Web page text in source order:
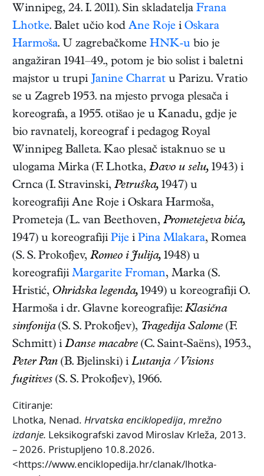
Winnipeg, 24. I. 2011). Sin skladatelja Frana
Lhotke. Balet učio kod Ane Roje i Oskara
Harmoša. U zagrebačkome HNK-u bio je
angažiran 1941–49., potom je bio solist i baletni
majstor u trupi Janine Charrat u Parizu. Vratio
se u Zagreb 1953. na mjesto prvoga plesača i
koreografa, a 1955. otišao je u Kanadu, gdje je
bio ravnatelj, koreograf i pedagog Royal
Winnipeg Balleta. Kao plesač istaknuo se u
ulogama Mirka (F. Lhotka, Đavo u selu, 1943) i
Crnca (I. Stravinski, Petruška, 1947) u
koreografiji Ane Roje i Oskara Harmoša,
Prometeja (L. van Beethoven, Prometejeva bića,
1947) u koreografiji Pije i Pina Mlakara, Romea
(S. S. Prokofjev, Romeo i Julija, 1948) u
koreografiji Margarite Froman, Marka (S.
Hristić, Ohridska legenda, 1949) u koreografiji O.
Harmoša i dr. Glavne koreografije: Klasična
simfonija(S. S. Prokofjev), Tragedija Salome (F.
Schmitt) i Danse macabre (C. Saint-Saëns), 1953.,
Peter Pan (B. Bjelinski) i Lutanja / Visions
fugitives (S. S. Prokofjev), 1966.
Citiranje:
Lhotka, Nenad. Hrvatska enciklopedija, mrežno
izdanje. Leksikografski zavod Miroslav Krleža, 2013.
– 2026. Pristupljeno 10.8.2026.
<https://www.enciklopedija.hr/clanak/lhotka-